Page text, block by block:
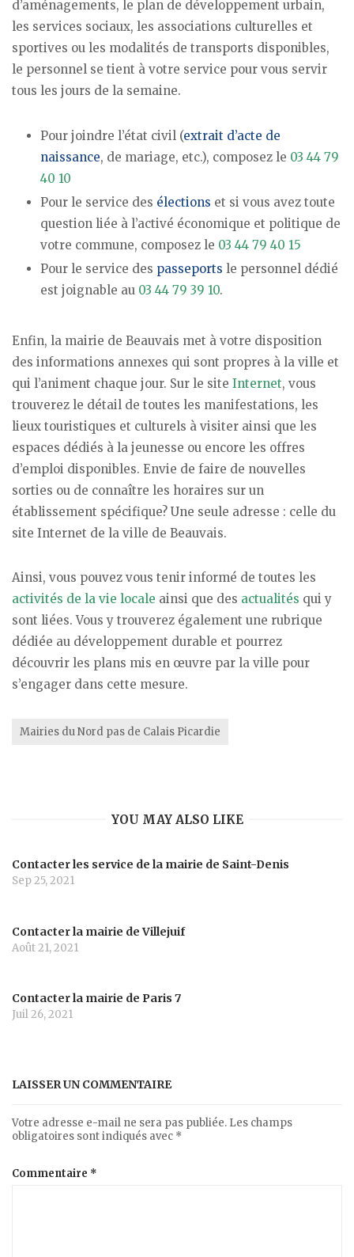
d’aménagements, le plan de développement urbain,
les services sociaux, les associations culturelles et
sportives ou les modalités de transports disponibles,
le personnel se tient à votre service pour vous servir
tous les jours de la semaine.
Pour joindre l’état civil (extrait d’acte de
naissance, de mariage, etc.), composez le 03 44 79
40 10
Pour le service des élections et si vous avez toute
question liée à l’activé économique et politique de
votre commune, composez le 03 44 79 40 15
Pour le service des passeports le personnel dédié
est joignable au 03 44 79 39 10.
Enfin, la mairie de Beauvais met à votre disposition
des informations annexes qui sont propres à la ville et
qui l’animent chaque jour. Sur le site Internet, vous
trouverez le détail de toutes les manifestations, les
lieux touristiques et culturels à visiter ainsi que les
espaces dédiés à la jeunesse ou encore les offres
d’emploi disponibles. Envie de faire de nouvelles
sorties ou de connaître les horaires sur un
établissement spécifique? Une seule adresse : celle du
site Internet de la ville de Beauvais.
Ainsi, vous pouvez vous tenir informé de toutes les
activités de la vie locale ainsi que des actualités qui y
sont liées. Vous y trouverez également une rubrique
dédiée au développement durable et pourrez
découvrir les plans mis en œuvre par la ville pour
s’engager dans cette mesure.
Mairies du Nord pas de Calais Picardie
YOU MAY ALSO LIKE
Contacter les service de la mairie de Saint-Denis
Sep 25, 2021
Contacter la mairie de Villejuif
Août 21, 2021
Contacter la mairie de Paris 7
Juil 26, 2021
LAISSER UN COMMENTAIRE
Votre adresse e-mail ne sera pas publiée. Les champs
obligatoires sont indiqués avec *
Commentaire *